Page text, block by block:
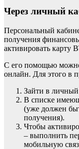
Через личный
Персональный
получения
активировать карту
С его помощью
онлайн. Для этого в
Зайти в личный
В списке
(уже должен
получения).
Чтобы
– выполнить
мобильную